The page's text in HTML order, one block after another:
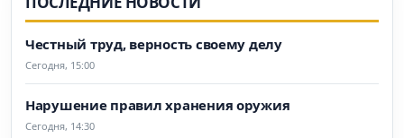
Честный труд, верность своему делу
Сегодня, 15:00
Нарушение правил хранения оружия
Сегодня, 14:30